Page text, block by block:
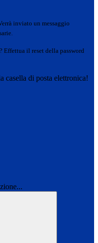
inviato un messaggio
Effettua il reset della password
casella di posta elettronica!